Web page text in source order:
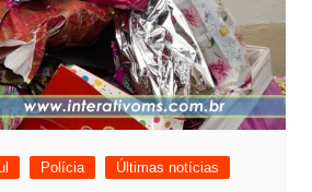
Polícia Últimas notícias